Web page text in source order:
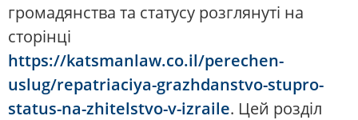
громадянства та статусу розглянуті на
сторінці
https://katsmanlaw.co.il/perechen-
uslug/repatriaciya-grazhdanstvo-stupro-
status-na-zhitelstvo-v-izraile. Цей розділ